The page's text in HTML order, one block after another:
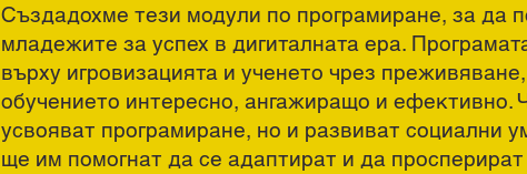
Създадохме тези модули по програмиране, за да
младежите за успех в дигиталната ера.
върху игровизацията и ученето чрез
обучението интересно, ангажиращо и ефективно.
усвояват програмиране, но и развиват социални
ще им помогнат да се адаптират и да